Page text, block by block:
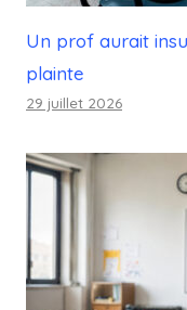
Un prof aurait
plainte
29 juillet 2026